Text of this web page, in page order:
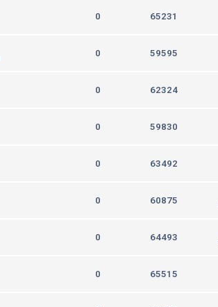
0 65231
0 59595
0 62324
0 59830
0 63492
0 60875
0 64493
0 65515